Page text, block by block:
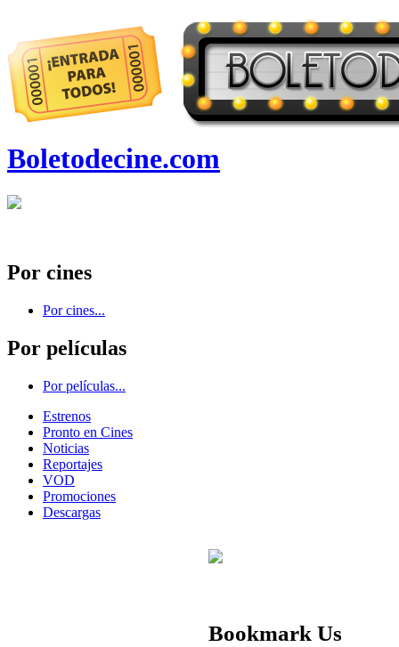
Boletodecine.com
Por cines
Por cines...
Por películas
Por películas...
Estrenos
Pronto en Cines
Noticias
Reportajes
VOD
Promociones
Descargas
Bookmark Us